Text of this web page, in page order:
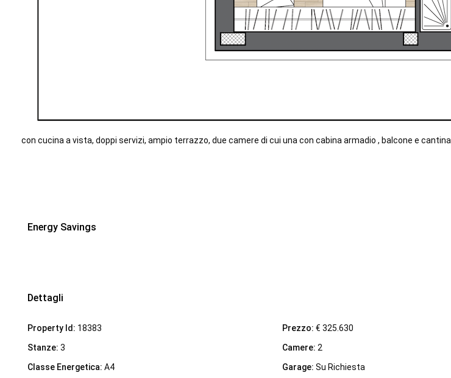
con cucina a vista, doppi servizi, ampio terrazzo, due camere di cui una con cabina armadio , balcone e cantina.
Energy Savings
Dettagli
Property Id: 18383 Prezzo: € 325.630
Stanze: 3 Camere: 2
Classe Energetica: A4 Garage: Su Richiesta
Demalena Village, nuovo complesso residenziale in via
0243115458
info@ihomeitalia.it